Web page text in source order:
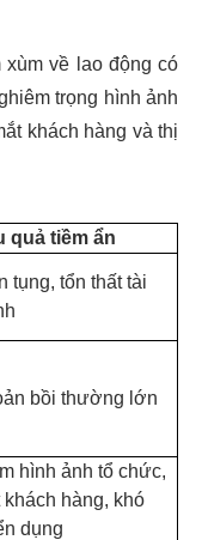
về lao động có
trọng hình ảnh
khách hàng và thị
quả tiềm ẩn
tụng, tổn thất tài
bồi thường lớn
hình ảnh tổ chức,
khách hàng, khó
dụng